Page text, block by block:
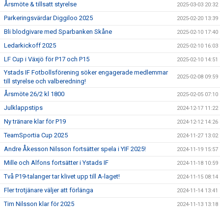
Årsmöte & tillsatt styrelse 2025-03-03 20:32
Parkeringsvärdar Diggiloo 2025 2025-02-20 13:39
Bli blodgivare med Sparbanken Skåne 2025-02-10 17:40
Ledarkickoff 2025 2025-02-10 16:03
LF Cup i Växjö för P17 och P15 2025-02-10 14:51
Ystads IF Fotbollsförening söker engagerade medlemmar
till styrelse och valberedning!
2025-02-08 09:59
Årsmöte 26/2 kl 1800 2025-02-05 07:10
Julklappstips 2024-12-17 11:22
Ny tränare klar för P19 2024-12-12 14:26
TeamSportia Cup 2025 2024-11-27 13:02
Andre Åkesson Nilsson fortsätter spela i YIF 2025! 2024-11-19 15:57
Mille och Alfons fortsätter i Ystads IF 2024-11-18 10:59
Två P19-talanger tar klivet upp till A-laget! 2024-11-15 08:14
Fler trotjänare väljer att förlänga 2024-11-14 13:41
Tim Nilsson klar för 2025 2024-11-13 13:18